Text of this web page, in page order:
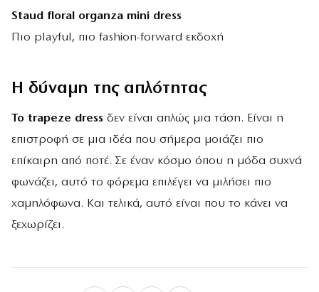
Staud floral organza mini dress
Πιο playful, πιο fashion-forward εκδοχή
Η δύναμη της απλότητας
Το trapeze dress δεν είναι απλώς μια τάση. Είναι η
επιστροφή σε μια ιδέα που σήμερα μοιάζει πιο
επίκαιρη από ποτέ. Σε έναν κόσμο όπου η μόδα συχνά
φωνάζει, αυτό το φόρεμα επιλέγει να μιλήσει πιο
χαμηλόφωνα. Και τελικά, αυτό είναι που το κάνει να
ξεχωρίζει.